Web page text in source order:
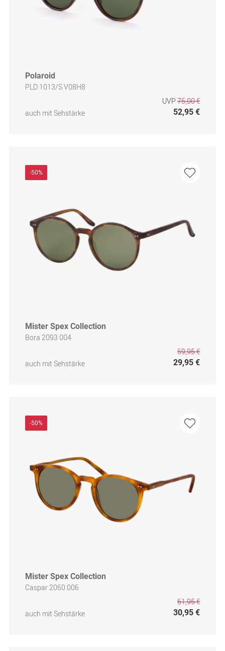
Polaroid
PLD 1013/S V08H8
auch mit Sehstärke
UVP 75,00 €
52,95 €
-50%
Mister Spex Collection
Bora 2093 004
auch mit Sehstärke
59,95 €
29,95 €
-50%
Mister Spex Collection
Caspar 2060 006
auch mit Sehstärke
61,95 €
30,95 €